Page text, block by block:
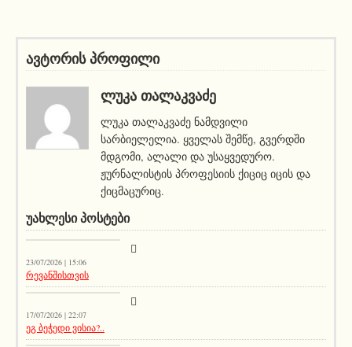
ავტორის პროფილი
ᲚᲣᲙᲐ ᲗᲐᲚᲐᲙᲕᲐᲫᲔ
ლუკა თალაკვაძე ნამდვილი
სარბიელელია. ყველას შემწე, გვერდში
მდგომი, ალალი და უსაყვედურო.
ჟურნალისტის პროფესიის ქიციც იცის და
ქიცმაცურიც.
ᲣᲐᲮᲚᲔᲡᲘ ᲞᲝᲡᲢᲔᲑᲘ
23/07/2026 | 15:06
რევანშისთვის
მთავარი ამბავი
17/07/2026 | 22:07
ეგ ბეჭედი ვისია?..
სიახლეები